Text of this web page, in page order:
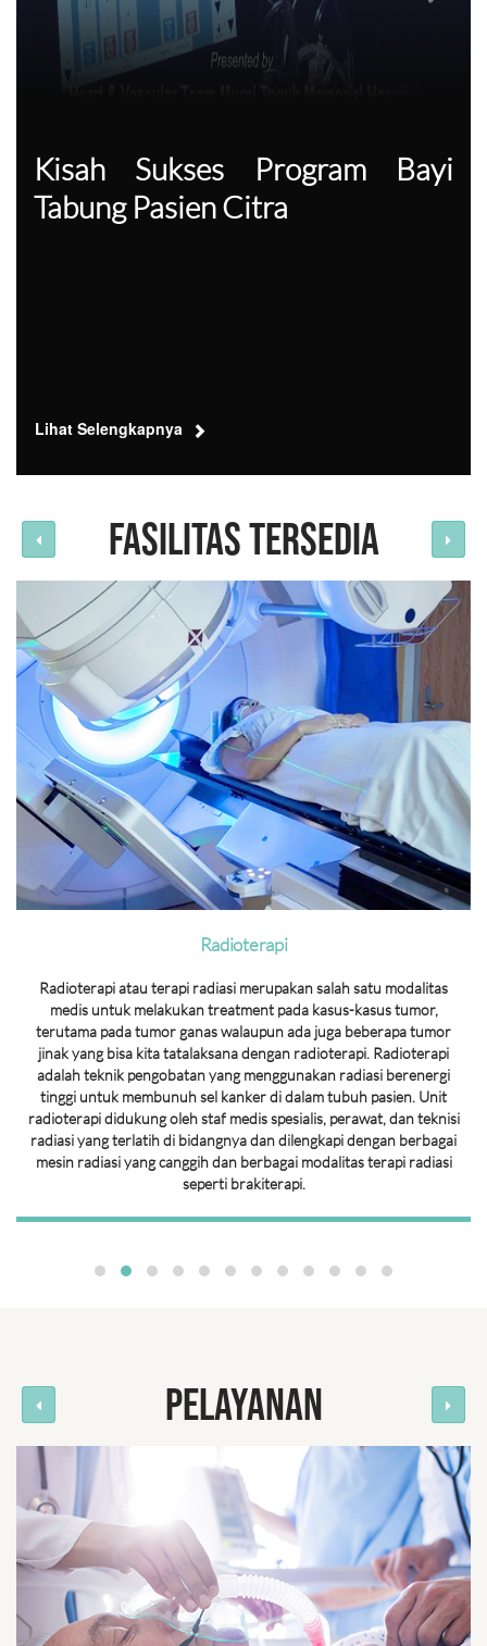
Kisah Sukses Program Bayi
Tabung Pasien Citra
Lihat Selengkapnya
FASILITAS TERSEDIA
Radioterapi
Radioterapi atau terapi radiasi merupakan salah satu modalitas
medis untuk melakukan treatment pada kasus-kasus tumor,
terutama pada tumor ganas walaupun ada juga beberapa tumor
jinak yang bisa kita tatalaksana dengan radioterapi. Radioterapi
adalah teknik pengobatan yang menggunakan radiasi berenergi
tinggi untuk membunuh sel kanker di dalam tubuh pasien. Unit
radioterapi didukung oleh staf medis spesialis, perawat, dan teknisi
radiasi yang terlatih di bidangnya dan dilengkapi dengan berbagai
mesin radiasi yang canggih dan berbagai modalitas terapi radiasi
seperti brakiterapi.
PELAYANAN